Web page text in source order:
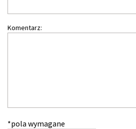
Komentarz:
*pola wymagane